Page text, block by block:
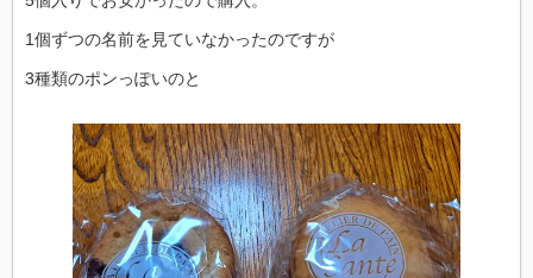
1個ずつの名前を見ていなかったのですが
3種類のポンっぽいのと